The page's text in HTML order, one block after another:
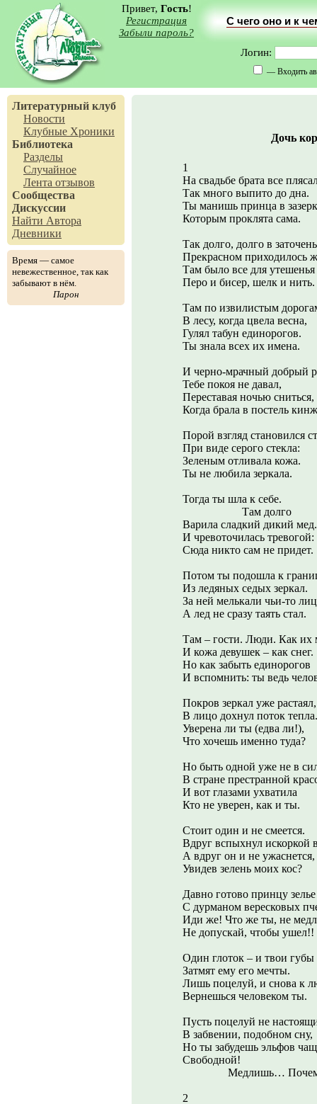
Привет, Гость!
Регистрация
Забыли пароль?
С чего оно и к
Логин:
— Входить
Литературный клуб
Новости
Клубные Хроники
Библиотека
Разделы
Случайное
Лента отзывов
Сообщества
Дискуссии
Найти Автора
Дневники
Время — самое
невежественное, так как
забывают в нём.
Парон
Дочь
1
На свадьбе брата все
Так много выпито до дна.
Ты манишь принца в
Которым проклята сама.
Так долго, долго в
Прекрасном приходилось
Там было все для утешенья
Перо и бисер, шелк и нить.
Там по извилистым
В лесу, когда цвела весна,
Гулял табун единорогов.
Ты знала всех их имена.
И черно-мрачный добрый
Тебе покоя не давал,
Переставая ночью сниться,
Когда брала в постель
Порой взгляд становился
При виде серого стекла:
Зеленым отливала кожа.
Ты не любила зеркала.
Тогда ты шла к себе.
Там долго
Варила сладкий дикий мед.
И чревоточилась тревогой:
Сюда никто сам не придет.
Потом ты подошла к
Из ледяных седых зеркал.
За ней мелькали чьи-то
А лед не сразу таять стал.
Там – гости. Люди. Как их
И кожа девушек – как снег.
Но как забыть единорогов
И вспомнить: ты ведь
Покров зеркал уже растаял,
В лицо дохнул поток тепла.
Уверена ли ты (едва ли!),
Что хочешь именно туда?
Но быть одной уже не в
В стране престранной
И вот глазами ухватила
Кто не уверен, как и ты.
Стоит один и не смеется.
Вдруг вспыхнул искоркой
А вдруг он и не ужаснется,
Увидев зелень моих кос?
Давно готово принцу зелье
С дурманом вересковых
Иди же! Что же ты, не
Не допускай, чтобы ушел!!
Один глоток – и твои губы
Затмят ему его мечты.
Лишь поцелуй, и снова к
Вернешься человеком ты.
Пусть поцелуй не
В забвении, подобном сну,
Но ты забудешь эльфов
Свободной!
Медлишь…
2